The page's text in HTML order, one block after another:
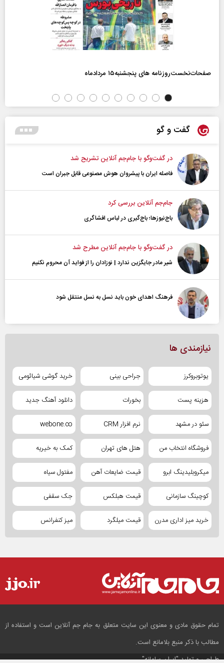
صفحات‌نخست‌روزنامه ها‌ی پنجشنبه‌۱۵ مردادماه
گفت و گو
در گفت‌و‌گو با جام‌جم آنلاین تشریح شد
فاصله ایران با پیشرو‌ان هوش مصنوعی قابل جبران است
جام‌جم آنلاین بررسی کرد
باج‌نیوزها؛ باج‌گیری در لباس افشاگری
در گفت‌و‌گو با جام‌جم آنلاین مطرح شد
شیر مادر جایگزین ندارد | نوزادان را از فواید آن محروم نکنیم
فرهنگ اهدای خون باید نسل به نسل منتقل شود
نیازمندی ها
یوتوبروکرز جراحی بینی خرید گوشی شیائومی
هزینه پست بخورات دانلود آهنگ جدید
سئو در مشهد نرم افزار CRM webone.co
فروشگاه انتخاب من هتل های تهران کمک به خیریه
میکروبلیدینگ ابرو قیمت ضایعات آهن مفتول سیاه
کوچینگ سازمانی قیمت هبلکس جک سقفی
خرید میز اداری مدرن قیمت میلگرد میز کنفرانس
تمام حقوق مادی و معنوی این سایت متعلق به جام جم آنلاین است و استفاده از
مطالب با ذکر منبع بلامانع است.
طراحی و تولید"ایران سامانه"